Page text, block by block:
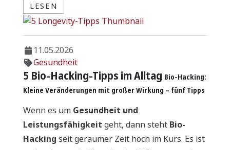
LESEN
11.05.2026
Gesundheit
5 Bio-Hacking-Tipps im Alltag Bio-Hacking:
Kleine Veränderungen mit großer Wirkung – fünf Tipps
Wenn es um Gesundheit und
Leistungsfähigkeit geht, dann steht Bio-
Hacking seit geraumer Zeit hoch im Kurs. Es ist